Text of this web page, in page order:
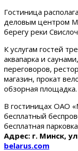
Гостиница
деловым центром
берегу реки
К услугам гостей
аквапарка и
переговоров,
магазин, прокат
обзорная площадка.
В гостиницах ОАО
бесплатный
бесплатная
Адрес: г. Минск,
belarus.com